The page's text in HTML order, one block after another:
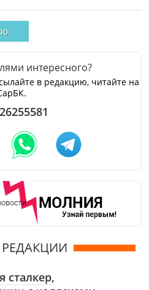
интересного?
в редакцию, читайте на
сталкер,